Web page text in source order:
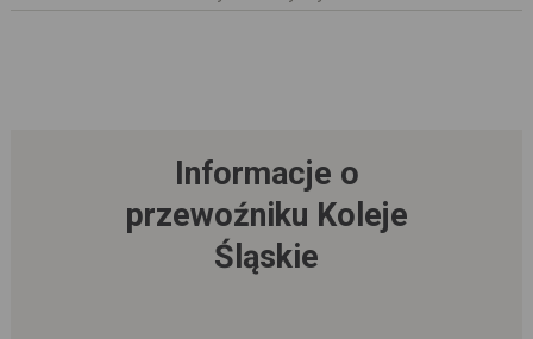
Informacje o
przewoźniku Koleje
Śląskie